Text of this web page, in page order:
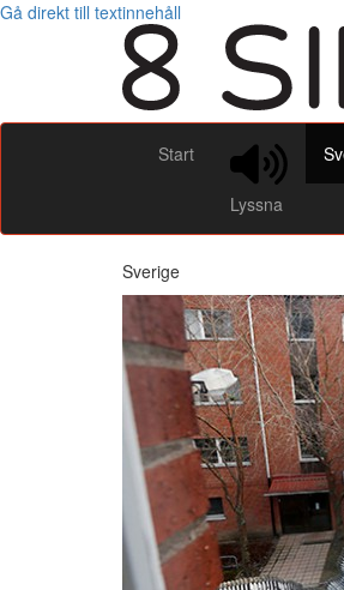
Gå direkt till textinnehåll
Start
Lyssna
Sverige